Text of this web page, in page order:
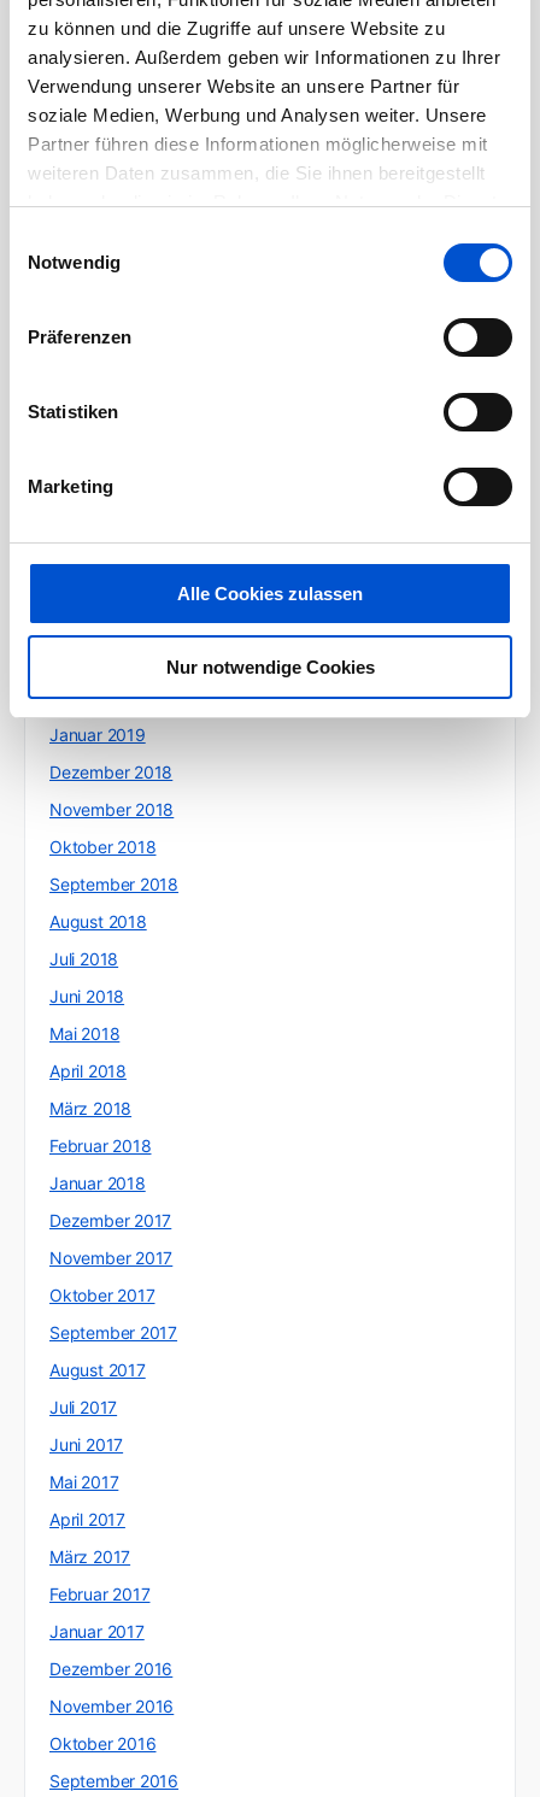
zu können und die Zugriffe auf unsere Website zu
analysieren. Außerdem geben wir Informationen zu Ihrer
Verwendung unserer Website an unsere Partner für
soziale Medien, Werbung und Analysen weiter. Unsere
Partner führen diese Informationen möglicherweise mit
weiteren Daten zusammen, die Sie ihnen bereitgestellt
haben oder die sie im Rahmen Ihrer Nutzung der Dienste
Notwendig
Präferenzen
Statistiken
Marketing
Alle Cookies zulassen
Nur notwendige Cookies
August 2020
Juli 2020
Juni 2020
Mai 2020
April 2020
März 2020
Juni 2019
April 2019
Februar 2019
Januar 2019
Dezember 2018
November 2018
Oktober 2018
September 2018
August 2018
Juli 2018
Juni 2018
Mai 2018
April 2018
März 2018
Februar 2018
Januar 2018
Dezember 2017
November 2017
Oktober 2017
September 2017
August 2017
Juli 2017
Juni 2017
Mai 2017
April 2017
März 2017
Februar 2017
Januar 2017
Dezember 2016
November 2016
Oktober 2016
September 2016